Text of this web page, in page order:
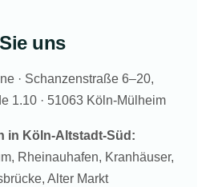
uns
· Schanzenstraße 6–20,
1.10 · 51063 Köln-Mülheim
in Köln-Altstadt-Süd:
Rheinauhafen, Kranhäuser,
Alter Markt